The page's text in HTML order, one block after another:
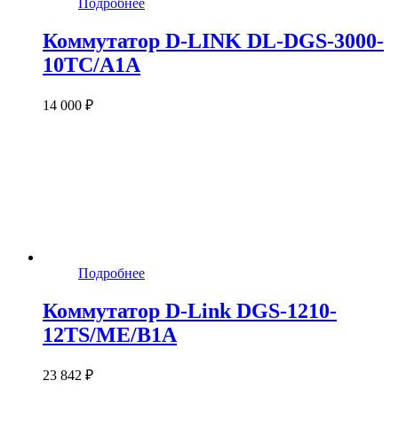
Подробнее
Коммутатор D-LINK DL-DGS-3000-
10TC/A1A
14 000 ₽
Подробнее
Коммутатор D-Link DGS-1210-
12TS/ME/B1A
23 842 ₽